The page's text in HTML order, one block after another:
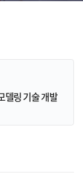
델링 기술 개발